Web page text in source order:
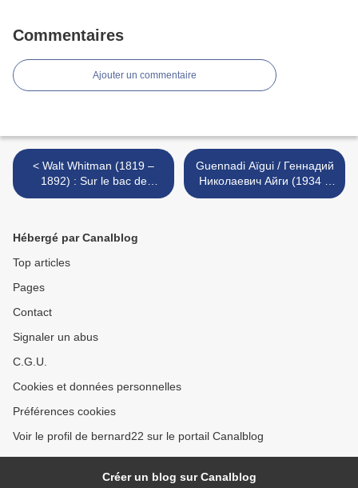
Commentaires
Ajouter un commentaire
< Walt Whitman (1819 –
1892) : Sur le bac de
Brooklyn / Crossing
Guennadi Aïgui / Геннадий
Николаевич Айги (1934 –
2006) : Le dernier départ.
Hébergé par Canalblog
Top articles
Pages
Contact
Signaler un abus
C.G.U.
Cookies et données personnelles
Préférences cookies
Voir le profil de bernard22 sur le portail Canalblog
Créer un blog sur Canalblog